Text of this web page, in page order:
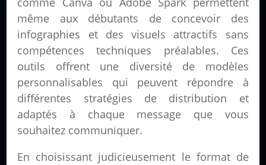
même aux débutants de concevoir des
infographies et des visuels attractifs sans
compétences techniques préalables. Ces
outils offrent une diversité de modèles
personnalisables qui peuvent répondre à
différentes stratégies de distribution et
adaptés à chaque message que vous
souhaitez communiquer.
En choisissant judicieusement le format de